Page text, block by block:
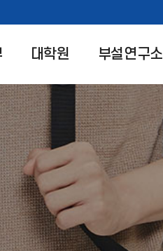
대학원 부설연구소